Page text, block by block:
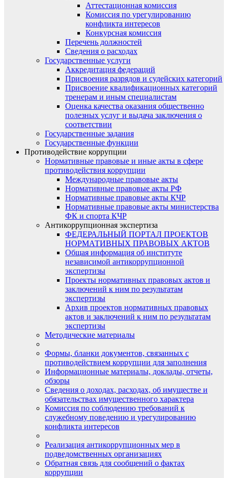
Аттестационная комиссия
Комиссия по урегулированию
конфликта интересов
Конкурсная комиссия
Перечень должностей
Сведения о расходах
Государственные услуги
Аккредитация федераций
Присвоения разрядов и судейских категорий
Присвоение квалификационных категорий
тренерам и иным специалистам
Оценка качества оказания общественно
полезных услуг и выдача заключения о
соответствии
Государственные задания
Государственные функции
Противодействие коррупции
Нормативные правовые и иные акты в сфере
противодействия коррупции
Международные правовые акты
Нормативные правовые акты РФ
Нормативные правовые акты КЧР
Нормативные правовые акты министерства
ФК и спорта КЧР
Антикоррупционная экспертиза
ФЕДЕРАЛЬНЫЙ ПОРТАЛ ПРОЕКТОВ
НОРМАТИВНЫХ ПРАВОВЫХ АКТОВ
Общая информация об институте
независимой антикоррупционной
экспертизы
Проекты нормативных правовых актов и
заключений к ним по результатам
экспертизы
Архив проектов нормативных правовых
актов и заключений к ним по результатам
экспертизы
Методические материалы
Формы, бланки документов, связанных с
противодействием коррупции для заполнения
Информационные материалы, доклады, отчеты,
обзоры
Сведения о доходах, расходах, об имуществе и
обязательствах имущественного характера
Комиссия по соблюдению требований к
служебному поведению и урегулированию
конфликта интересов
Реализация антикоррупционных мер в
подведомственных организациях
Обратная связь для сообщений о фактах
коррупции